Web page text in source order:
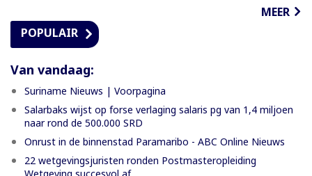
MEER
POPULAIR
Van vandaag:
Suriname Nieuws | Voorpagina
Salarbaks wijst op forse verlaging salaris pg van 1,4 miljoen
naar rond de 500.000 SRD
Onrust in de binnenstad Paramaribo - ABC Online Nieuws
22 wetgevingsjuristen ronden Postmasteropleiding